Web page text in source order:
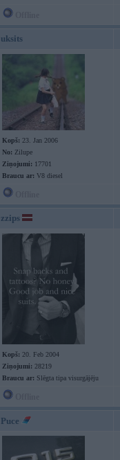
uksits
Kopš: 23. Jan 2006
No: Zilupe
Ziņojumi: 17701
Braucu ar: V8 diesel
zzips
Kopš: 20. Feb 2004
Ziņojumi: 28219
Braucu ar: Slēgta tipa visurgājēju
Puce